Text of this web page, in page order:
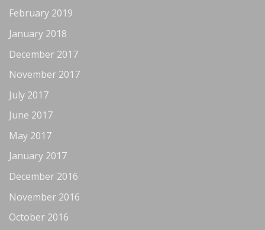
February 2019
January 2018
December 2017
November 2017
July 2017
June 2017
May 2017
January 2017
December 2016
November 2016
October 2016